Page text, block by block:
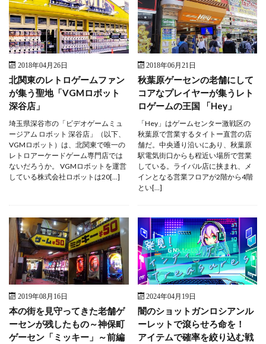
2018年04月26日
北関東のレトロゲームファン
が集う聖地「VGMロボット
深谷店」
埼玉県深谷市の「ビデオゲームミュ
ージアム ロボット 深谷店」（以下、
VGMロボット）は、北関東で唯一の
レトロアーケードゲーム専門店では
ないだろうか。 VGMロボットを運営
している株式会社ロボットは20[…]
2018年06月21日
秋葉原ゲーセンの老舗にして
コアなプレイヤーが集うレト
ロゲームの王国 「Hey」
「Hey」はゲームセンター激戦区の
秋葉原で営業するタイトー直営の店
舗だ。中央通り沿いにあり、秋葉原
駅電気街口からも程近い場所で営業
している。ライバル店に挟まれ、メ
インとなる営業フロアが2階から4階
とい[…]
2019年08月16日
本の街を見守ってきた老舗ゲ
ーセンが残したもの～神保町
ゲーセン「ミッキー」～前編
2024年04月19日
闇のショットガンロシアンル
ーレットで滾らせろ命を！
アイテムで確率を絞り込む戦